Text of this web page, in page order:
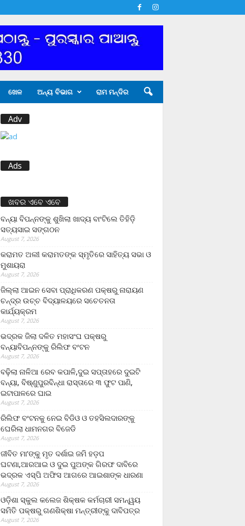
ଖେଳ ଅନ୍ୟ ବିଭାଗ ରାମ ମନ୍ଦିର
Adv
Ads
ଖବର ଏବେ ଏବେ
ବନ୍ୟା ବିପନ୍ନଙ୍କୁ ଶୁଖିଲା ଖାଦ୍ୟ ବାଂଟିଲେ ତିହିଡି଼
ସତ୍ୟସାଇ ସଙ୍ଗଠନ
August 7, 2026
କରାମତ ଅଲୀ କରାମତଙ୍କ ସ୍ମୃତିରେ ସାହିତ୍ୟ ସଭା ଓ
ମୁଶାୟରା
August 7, 2026
ଜିଲ୍ଲା ଆଇନ ସେବା ପ୍ରାଧିକରଣ ପକ୍ଷରୁ ନାରାୟଣ
ଚନ୍ଦ୍ର ଉଚ୍ଚ ବିଦ୍ୟାଳୟରେ ସଚେତନତା
କାର୍ଯ୍ୟକ୍ରମ
August 7, 2026
ଭଦ୍ରକ ଜିଲା ଦଳିତ ମହାସଂଘ ପକ୍ଷରୁ
ବନ୍ୟାବିପନ୍ନଙ୍କୁ ରିଲିଫ ବଂଟନ
August 7, 2026
ବଢ଼ିଲା ନାଳିଆ ରେବ କପାଳି,ଦୁଇ ସପ୍ତାହରେ ଦୁଇଟି
ବନ୍ୟା, ବିଷ୍ଣୁପୁରବିନ୍ଧା ରାସ୍ତାରେ ୩ ଫୁଟ ପାଣି,
ଇଟାପାଳରେ ଘାଇ
August 7, 2026
ରିଲିଫ ବଂଟନକୁ ନେଇ ବିଡିଓ ଓ ତହସିଲଦାରଙ୍କୁ
ଘେରିଲା ଧାମନଗର ବିଜେଡି
August 7, 2026
ଜୀବିତ ମା’ଙ୍କୁ ମୃତ ଦର୍ଶାଇ ଜମି ହଡ଼ପ
ଘଟଣା,ଆରଆଇ ଓ ଦୁଇ ପୁଅଙ୍କ ଗିରଫ ଦାବିରେ
ଭଦ୍ରକ ଏସ୍‌ପି ଅଫିସ ଆଗରେ ଆଇଶାଙ୍କ ଧାରଣା
August 7, 2026
ଓଡ଼ିଶା ସ୍କୁଲ କଲେଜ ଶିକ୍ଷକ କର୍ମଚାରୀ ସମନ୍ୱୟ
ସମିତି ପକ୍ଷରୁ ଗଣଶିକ୍ଷା ମନ୍ତ୍ରୀଙ୍କୁ ଦାବିପତ୍ର
August 7, 2026